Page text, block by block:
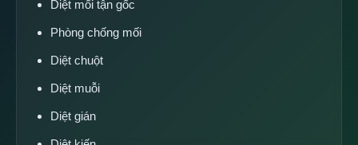
Diệt mối tận gốc
Phòng chống mối
Diệt chuột
Diệt muỗi
Diệt gián